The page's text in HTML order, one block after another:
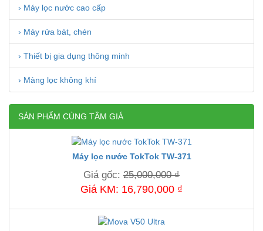
› Máy lọc nước cao cấp
› Máy rửa bát, chén
› Thiết bị gia dụng thông minh
› Màng lọc không khí
SẢN PHẨM CÙNG TẦM GIÁ
Máy lọc nước TokTok TW-371
Giá gốc: 25,000,000 ₫
Giá KM: 16,790,000 ₫